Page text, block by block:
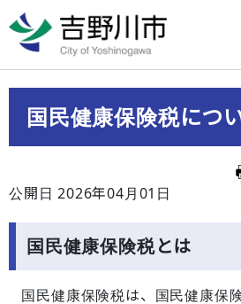
国民健康保険税につ
公開日 2026年04月01日
国民健康保険税とは
国民健康保険税は、国民健康保